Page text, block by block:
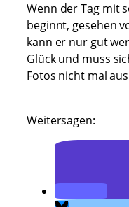
Wenn der Tag mit
beginnt, gesehen
kann er nur gut
Glück und muss
Fotos nicht mal
Weitersagen: